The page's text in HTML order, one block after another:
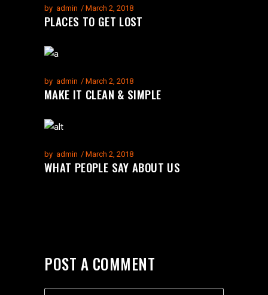
by admin March 2, 2018
PLACES TO GET LOST
by admin March 2, 2018
MAKE IT CLEAN & SIMPLE
by admin March 2, 2018
WHAT PEOPLE SAY ABOUT US
POST A COMMENT